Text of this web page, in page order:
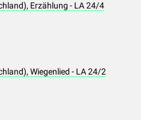
Erzählung - LA 24/4
Wiegenlied - LA 24/2